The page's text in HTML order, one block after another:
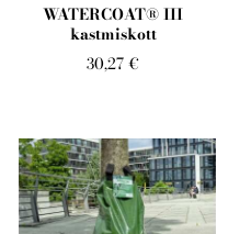
WATERCOAT® III
kastmiskott
30,27 €